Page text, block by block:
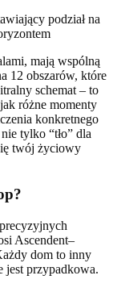
mają wspólną
12 obszarów, które
schemat – to
różne momenty
konkretnego
tylko “tło” dla
twój życiowy
Ascendent–
dom to inny
jest przypadkowa.